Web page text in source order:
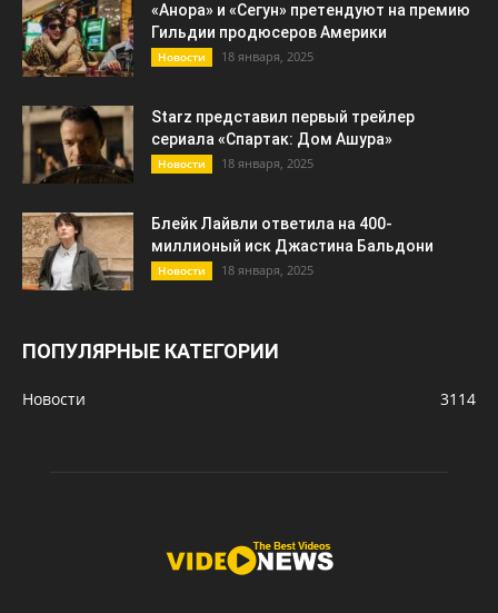
«Анора» и «Сегун» претендуют на премию
Гильдии продюсеров Америки
Новости 18 января, 2025
Starz представил первый трейлер
сериала «Спартак: Дом Ашура»
Новости 18 января, 2025
Блейк Лайвли ответила на 400-
миллионый иск Джастина Бальдони
Новости 18 января, 2025
ПОПУЛЯРНЫЕ КАТЕГОРИИ
Новости 3114